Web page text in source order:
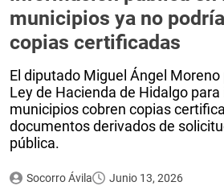
municipios ya no
copias certificadas
El diputado Miguel Ángel
Ley de Hacienda de Hidalgo
municipios cobren copias
documentos derivados de
pública.
Socorro Ávila Junio 13, 2026